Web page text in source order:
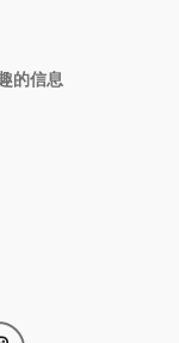
的信息